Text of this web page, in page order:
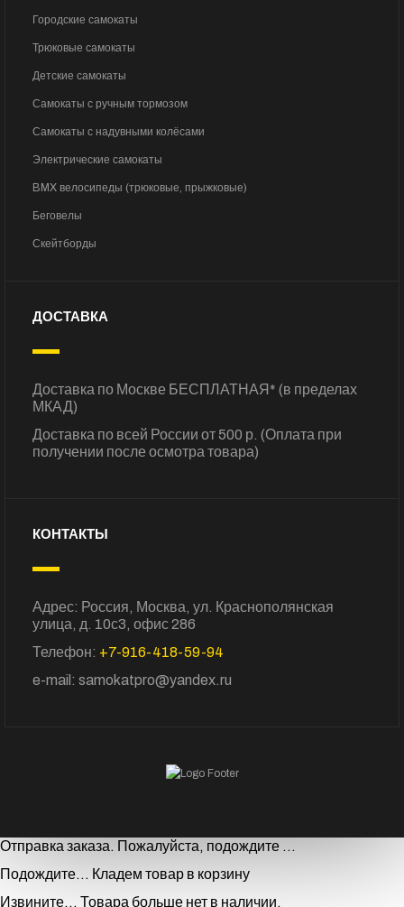
Городские самокаты
Трюковые самокаты
Детские самокаты
Самокаты с ручным тормозом
Самокаты с надувными колёсами
Электрические самокаты
BMX велосипеды (трюковые, прыжковые)
Беговелы
Скейтборды
ДОСТАВКА
Доставка по Москве БЕСПЛАТНАЯ* (в пределах
МКАД)
Доставка по всей России от 500 р. (Оплата при
получении после осмотра товара)
КОНТАКТЫ
Адрес: Россия, Москва, ул. Краснополянская
улица, д. 10с3, офис 286
Телефон: +7-916-418-59-94
e-mail: samokatpro@yandex.ru
Отправка заказа. Пожалуйста, подождите ...
Подождите... Кладем товар в корзину
Извините... Товара больше нет в наличии.